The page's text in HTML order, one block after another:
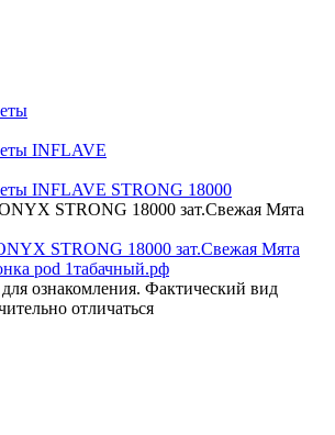
INFLAVE
INFLAVE STRONG 18000
STRONG 18000 зат.Свежая Мята
ознакомления. Фактический вид
отличаться